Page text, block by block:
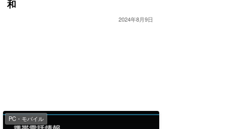
和
2024年8月9日
PC・モバイル